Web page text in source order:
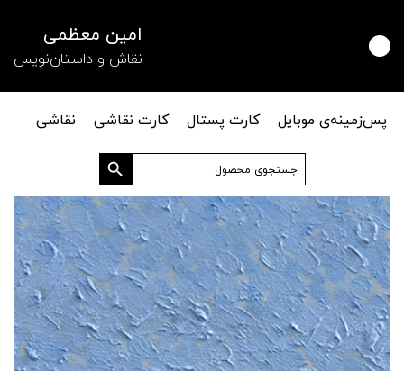
امین معظمی
نقاش و داستان‌نویس
پس‌زمینه‌ی موبایل کارت پستال کارت نقاشی
نقاشی
جستجو
برای:
دکمه جستجو